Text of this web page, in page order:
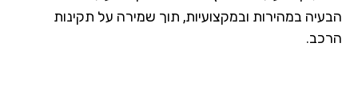
במהירות ובמקצועיות, תוך שמירה על תקינות